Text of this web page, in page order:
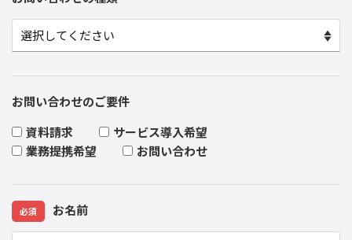
お問い合わせのご要件
資料請求
サービス導入希望
業務提携希望
お問い合わせ
必須 お名前